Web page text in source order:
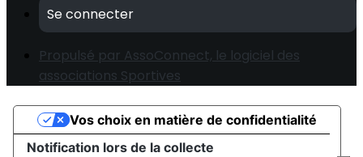
Se connecter
Propulsé par AssoConnect, le logiciel des
associations Sportives
Notification lors de la collecte
Vos choix en matière de confidentialité